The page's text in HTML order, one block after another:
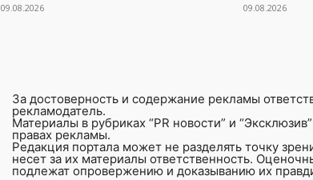
09.08.2026 09.08.2026
За достоверность и содержание рекламы
рекламодатель.
Материалы в рубриках “PR новости” и
правах рекламы.
Редакция портала может не разделять точку
несет за их материалы ответственность.
подлежат опровержению и доказыванию их